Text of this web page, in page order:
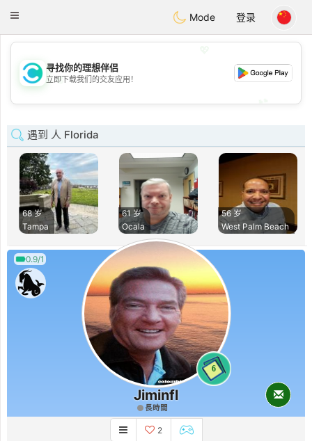
Citas
Toggle
Mode 登录
💖
💕
寻找你的理想伴侣
立即下载我们的交友应用！
遇到 人 Florida
68 岁
Tampa
61 岁
Ocala
56 岁
West Palm Beach
0.9/1
6
Jiminfl
長時間
2